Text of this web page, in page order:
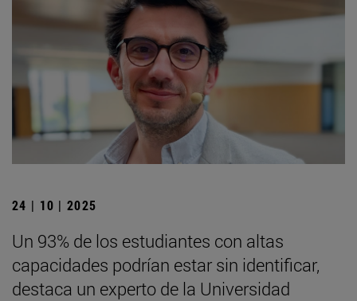
24 | 10 | 2025
Un 93% de los estudiantes con altas
capacidades podrían estar sin identificar,
destaca un experto de la Universidad